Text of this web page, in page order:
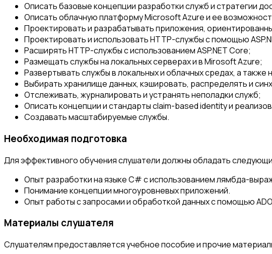
Описать базовые концепции разработки служб и стратегии
Описать облачную платформу Microsoft Azure и ее
Проектировать и разрабатывать приложения,
Проектировать и использовать HTTP-службы с помощью
Расширять HTTP-службы с использованием ASP.NET Core;
Размещать службы на локальных серверах и в Mirosoft Azure;
Развертывать службы в локальных и облачных средах, а также
Выбирать хранилище данных, кэшировать, распределять и
Отслеживать, журналировать и устранять неполадки служб;
Описать концепции и стандарты claim-based identity и
Создавать масштабируемые службы.
Необходимая подготовка
Для эффективного обучения слушатели должны обладать
Опыт разработки на языке С# с использованием лямбда-
Понимание концепции многоуровневых приложений.
Опыт работы с запросами и обработкой данных с помощью
Материалы слушателя
Слушателям предоставляется учебное пособие и прочие